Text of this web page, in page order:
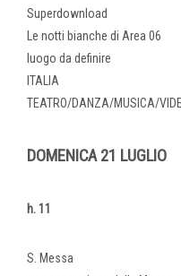
Superdownload
Le notti bianche di Area 06
luogo da definire
ITALIA
TEATRO/DANZA/MUSICA/
DOMENICA 21 LUGLIO
h. 11
S. Messa